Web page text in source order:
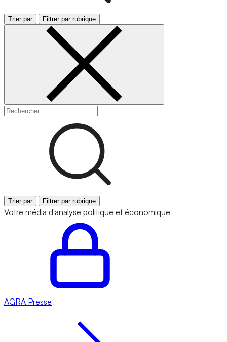
Trier par Filtrer par rubrique
Trier par Filtrer par rubrique
Votre média d'analyse politique et économique
AGRA Presse